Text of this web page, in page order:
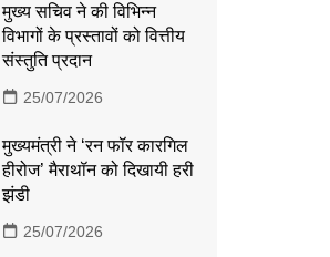
मुख्य सचिव ने की विभिन्न
विभागों के प्रस्तावों को वित्तीय
संस्तुति प्रदान
25/07/2026
मुख्यमंत्री ने ‘रन फॉर कारगिल
हीरोज’ मैराथॉन को दिखायी हरी
झंडी
25/07/2026